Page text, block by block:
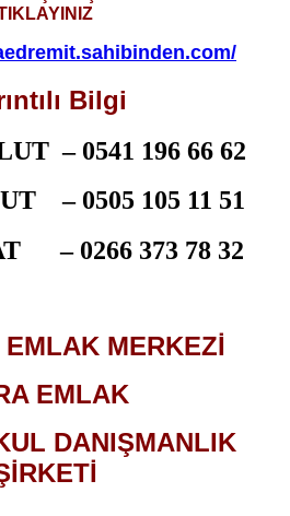
Bilgi
– 0541 196 66 62
– 0505 105 11 51
– 0266 373 78 32
MERKEZİ
EMLAK
DANIŞMANLIK